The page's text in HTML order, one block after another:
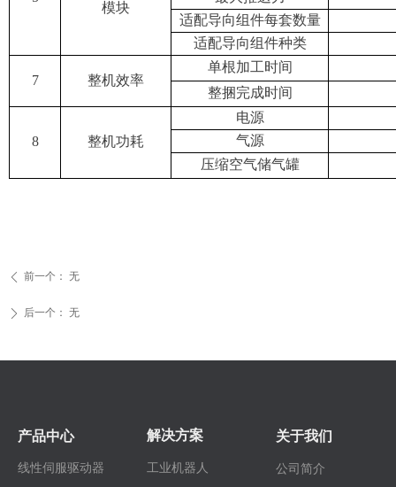
模块
适配导向组件每套数量
适配导向组件种类
7 整机效率
单根加工时间
整捆完成时间
8 整机功耗
电源
气源
压缩空气储气罐
ꄴ 前一个： 无
ꄲ 后一个： 无
产品中心
线性伺服驱动器
解决方案
工业机器人
关于我们
公司简介